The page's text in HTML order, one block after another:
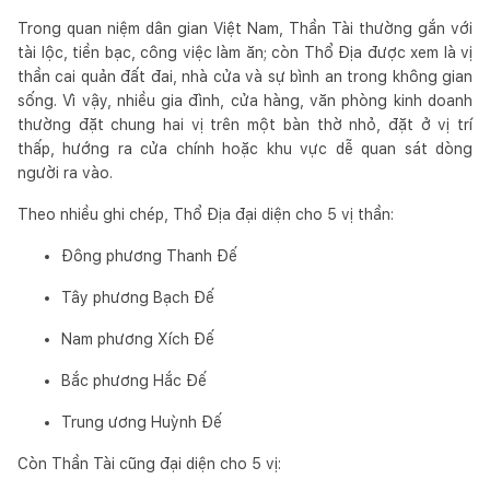
Trong quan niệm dân gian Việt Nam, Thần Tài thường gắn với
tài lộc, tiền bạc, công việc làm ăn; còn Thổ Địa được xem là vị
thần cai quản đất đai, nhà cửa và sự bình an trong không gian
sống. Vì vậy, nhiều gia đình, cửa hàng, văn phòng kinh doanh
thường đặt chung hai vị trên một bàn thờ nhỏ, đặt ở vị trí
thấp, hướng ra cửa chính hoặc khu vực dễ quan sát dòng
người ra vào.
Theo nhiều ghi chép, Thổ Địa đại diện cho 5 vị thần:
Đông phương Thanh Đế
Tây phương Bạch Đế
Nam phương Xích Đế
Bắc phương Hắc Đế
Trung ương Huỳnh Đế
Còn Thần Tài cũng đại diện cho 5 vị: